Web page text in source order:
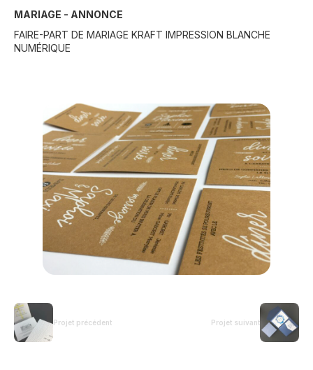
MARIAGE - ANNONCE
FAIRE-PART DE MARIAGE KRAFT IMPRESSION BLANCHE
NUMÉRIQUE
Projet précédent Projet suivant